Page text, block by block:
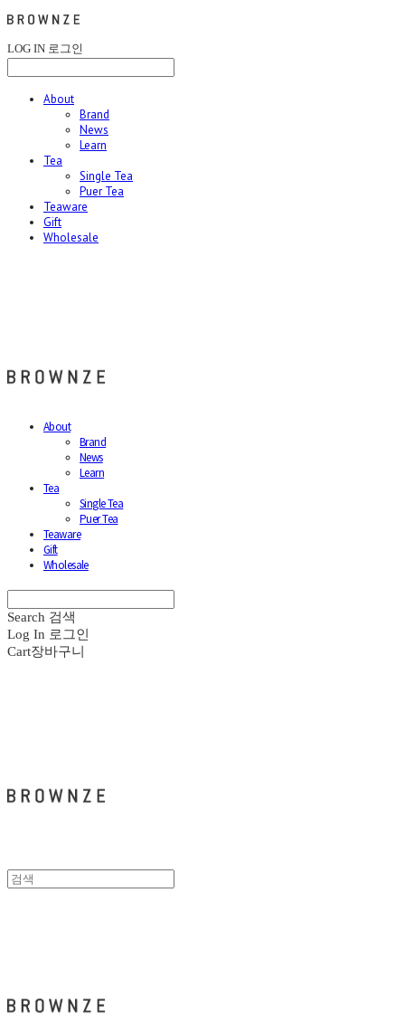
LOG IN 로그인
About
Brand
News
Learn
Tea
Single Tea
Puer Tea
Teaware
Gift
Wholesale
About
Brand
News
Learn
Tea
Single Tea
Puer Tea
Teaware
Gift
Wholesale
Search 검색
Log In 로그인
Cart장바구니